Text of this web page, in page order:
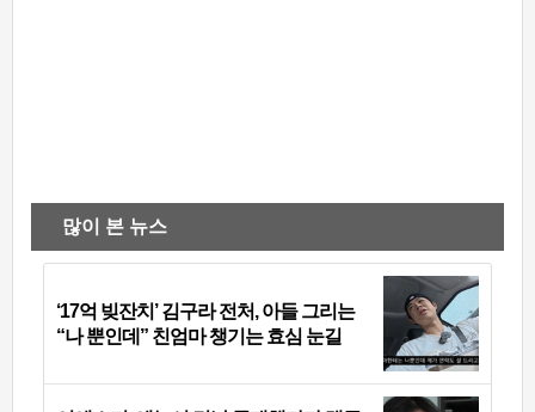
많이 본 뉴스
‘17억 빚잔치’ 김구라 전처, 아들 그리는
“나 뿐인데” 친엄마 챙기는 효심 눈길